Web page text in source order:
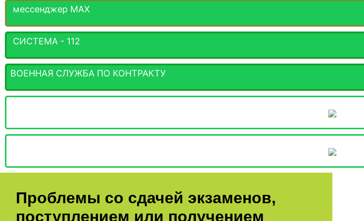
мессенджер MАХ
СИСТЕМА - 112
ВОЕННАЯ СЛУЖБА ПО КОНТРАКТУ
Проблемы со сдачей экзаменов,
поступлением или получением